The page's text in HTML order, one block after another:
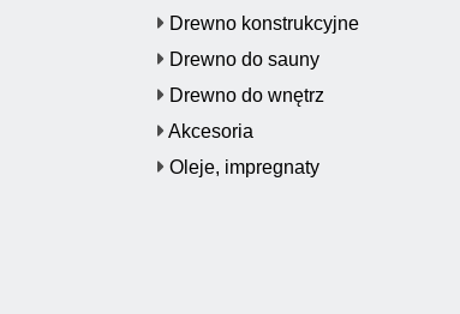
Drewno konstrukcyjne
Drewno do sauny
Drewno do wnętrz
Akcesoria
Oleje, impregnaty